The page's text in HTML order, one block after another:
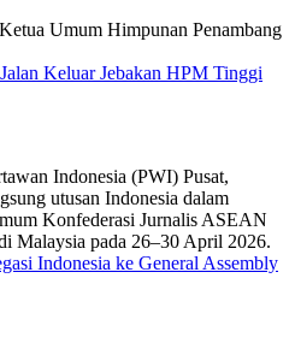
Keluar Jebakan HPM Tinggi
Indonesia ke General Assembly